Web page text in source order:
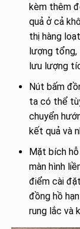
kèm thêm
quả ở cả
thị hàng
lượng tổng,
lưu lượng
Nút bấm
ta có thể
chuyển
kết quả và
Mặt bích
màn hình
điểm cài
đồng hồ
rung lắc và